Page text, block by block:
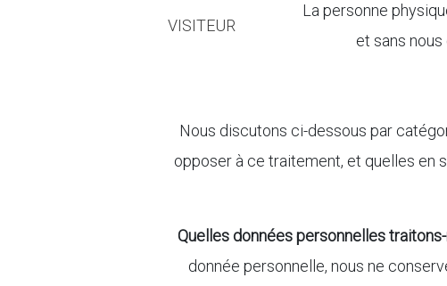
VISITEUR
La personne
et sans
Nous discutons ci-dessous par
opposer à ce traitement, et quelles en
Quelles données personnelles
donnée personnelle, nous ne